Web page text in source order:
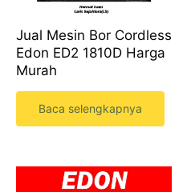
Jual Mesin Bor Cordless
Edon ED2 1810D Harga
Murah
Baca selengkapnya